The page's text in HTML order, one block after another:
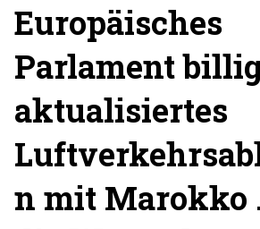
Europäisches
Parlament
aktualisiertes
n mit Marokko